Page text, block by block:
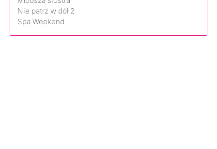
Nie patrz w dół 2
Spa Weekend